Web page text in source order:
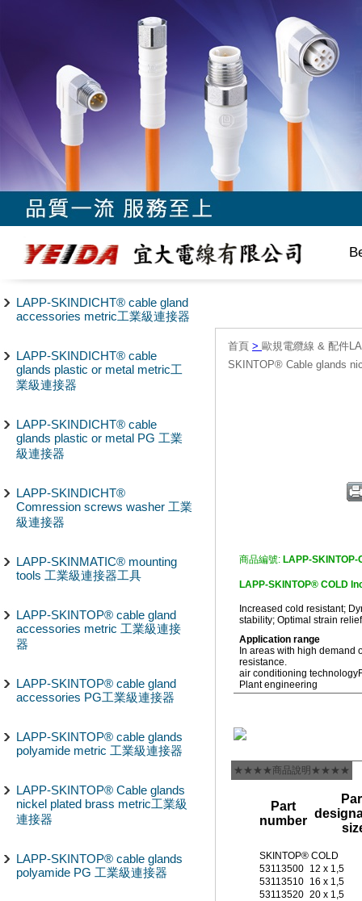
LAPP-SKINDICHT® cable gland
accessories metric工業級連接器
LAPP-SKINDICHT® cable
glands plastic or metal metric工
業級連接器
LAPP-SKINDICHT® cable
glands plastic or metal PG 工業
級連接器
LAPP-SKINDICHT®
Comression screws washer 工業
級連接器
LAPP-SKINMATIC® mounting
tools 工業級連接器工具
LAPP-SKINTOP® cable gland
accessories metric 工業級連接
器
LAPP-SKINTOP® cable gland
accessories PG工業級連接器
LAPP-SKINTOP® cable glands
polyamide metric 工業級連接器
LAPP-SKINTOP® Cable glands
nickel plated brass metric工業級
連接器
LAPP-SKINTOP® cable glands
polyamide PG 工業級連接器
首頁 > 歐規電纜線 & 配件
SKINTOP® Cable glands
商品編號: LAPP-SKINTOP-
LAPP-SKINTOP® COLD
Increased cold resistant;
stability; Optimal strain
Application range
In areas with high demand
resistance.
air conditioning technology
Plant engineering
★★★★商品說明★★★★
Part
number
SKINTOP® COLD
53113500 12 x 1,5
53113510 16 x 1,5
53113520 20 x 1,5